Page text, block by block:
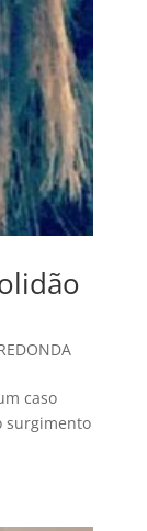
caso
surgimento